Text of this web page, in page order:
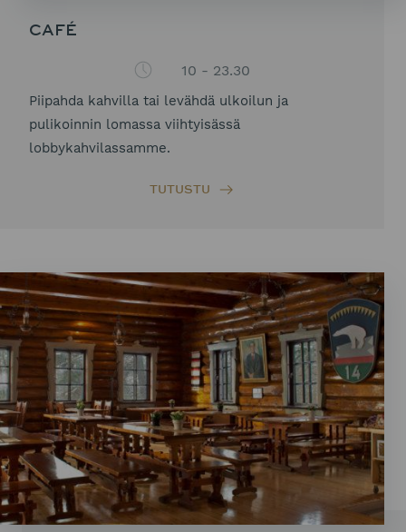
CAFÉ
10 - 23.30
Piipahda kahvilla tai levähdä ulkoilun ja
pulikoinnin lomassa viihtyisässä
lobbykahvilassamme.
TUTUSTU